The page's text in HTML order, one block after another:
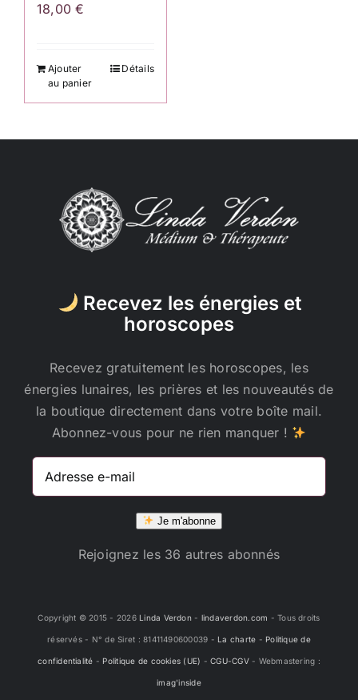
18,00€
Ajouter
au panier
Détails
Recevez les énergies et
horoscopes
Recevez gratuitement les horoscopes, les
énergies lunaires, les prières et les nouveautés de
la boutique directement dans votre boîte mail.
Abonnez-vous pour ne rien manquer !
Adresse
Je m'abonne
Rejoignez les 36 autres abonnés
Copyright © 2015 - 2026 Linda Verdon- lindaverdon.com - Tous droits
réservés - N° de Siret : 81411490600039 - La charte - Politique de
confidentialité - Politique de cookies (UE) -CGU-CGV- Webmastering :
imag'inside